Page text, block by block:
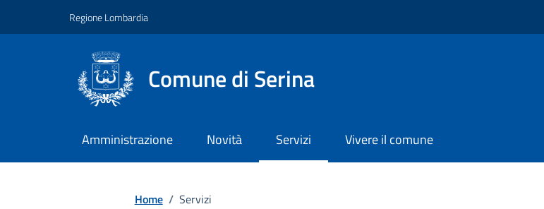
Regione Lombardia
Comune di Serina
Amministrazione Novità Servizi Vivere il comune
Home / Servizi